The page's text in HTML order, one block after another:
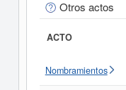
Otros actos
ACTO
Nombramientos